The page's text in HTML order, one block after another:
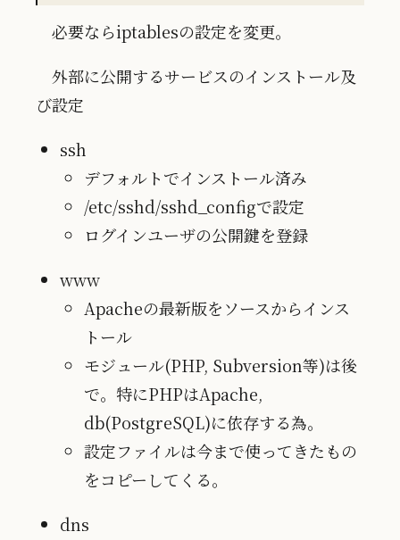
必要ならiptablesの設定を変更。
外部に公開するサービスのインストール及
び設定
ssh
デフォルトでインストール済み
/etc/sshd/sshd_configで設定
ログインユーザの公開鍵を登録
www
Apacheの最新版をソースからインス
トール
モジュール(PHP, Subversion等)は後
で。特にPHPはApache,
db(PostgreSQL)に依存する為。
設定ファイルは今まで使ってきたもの
をコピーしてくる。
dns